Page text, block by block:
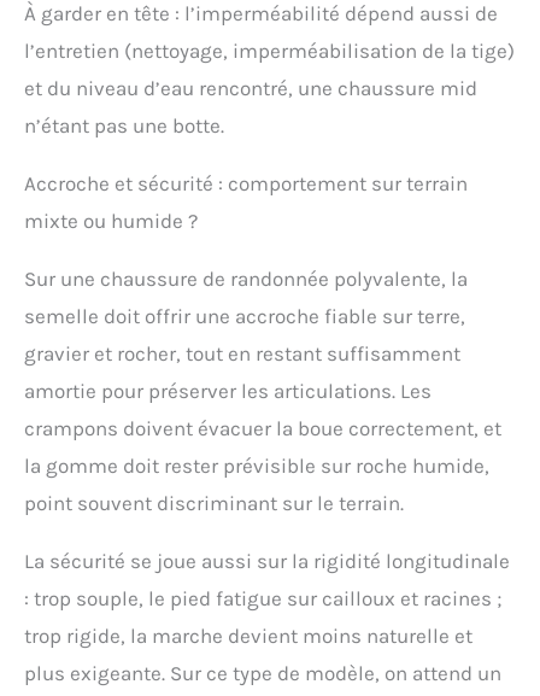
À garder en tête : l’imperméabilité dépend aussi de
l’entretien (nettoyage, imperméabilisation de la tige)
et du niveau d’eau rencontré, une chaussure mid
n’étant pas une botte.
Accroche et sécurité : comportement sur terrain
mixte ou humide ?
Sur une chaussure de randonnée polyvalente, la
semelle doit offrir une accroche fiable sur terre,
gravier et rocher, tout en restant suffisamment
amortie pour préserver les articulations. Les
crampons doivent évacuer la boue correctement, et
la gomme doit rester prévisible sur roche humide,
point souvent discriminant sur le terrain.
La sécurité se joue aussi sur la rigidité longitudinale
: trop souple, le pied fatigue sur cailloux et racines ;
trop rigide, la marche devient moins naturelle et
plus exigeante. Sur ce type de modèle, on attend un